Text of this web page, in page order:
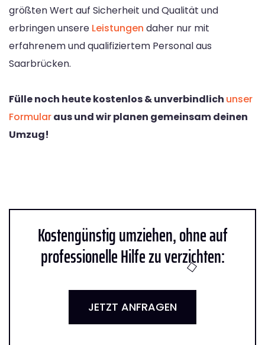
größten Wert auf Sicherheit und Qualität und
erbringen unsere Leistungen daher nur mit
erfahrenem und qualifiziertem Personal aus
Saarbrücken.
Fülle noch heute kostenlos & unverbindlich unser
Formularaus und wir planen gemeinsam deinen
Umzug!
Kostengünstig umziehen, ohne auf
professionelle Hilfe zu verzichten:
JETZT ANFRAGEN